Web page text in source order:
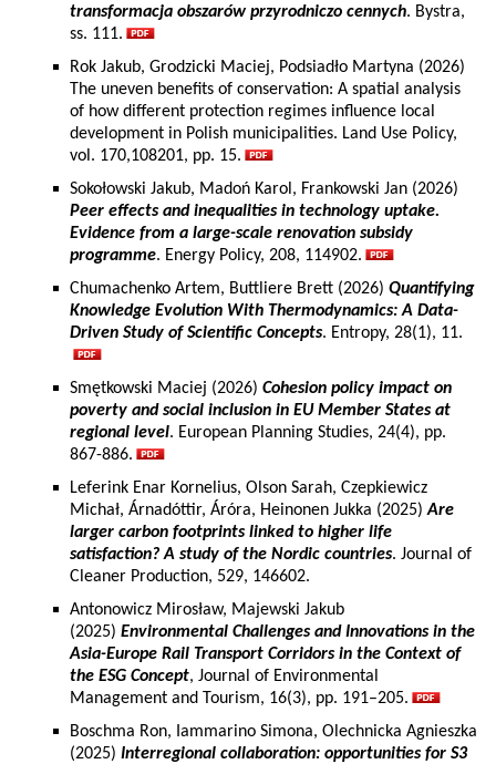
transformacja obszarów przyrodniczo cennych. Bystra,
ss. 111.
Rok Jakub, Grodzicki Maciej, Podsiadło Martyna (2026)
The uneven benefits of conservation: A spatial analysis
of how different protection regimes influence local
development in Polish municipalities. Land Use Policy,
vol. 170,108201, pp. 15.
Sokołowski Jakub, Madoń Karol, Frankowski Jan (2026)
Peer effects and inequalities in technology uptake.
Evidence from a large-scale renovation subsidy
programme. Energy Policy, 208, 114902.
Chumachenko Artem, Buttliere Brett (2026) Quantifying
Knowledge Evolution With Thermodynamics: A Data-
Driven Study of Scientific Concepts. Entropy, 28(1), 11.
Smętkowski Maciej (2026) Cohesion policy impact on
poverty and social inclusion in EU Member States at
regional level. European Planning Studies, 24(4), pp.
867-886.
Leferink Enar Kornelius, Olson Sarah, Czepkiewicz
Michał, Árnadóttir, Áróra, Heinonen Jukka (2025)Are
larger carbon footprints linked to higher life
satisfaction? A study of the Nordic countries. Journal of
Cleaner Production, 529, 146602.
Antonowicz Mirosław, Majewski Jakub
(2025) Environmental Challenges and Innovations in the
Asia-Europe Rail Transport Corridors in the Context of
the ESG Concept, Journal of Environmental
Management and Tourism, 16(3), pp. 191–205.
Boschma Ron, Iammarino Simona, Olechnicka Agnieszka
(2025) Interregional collaboration: opportunities for S3